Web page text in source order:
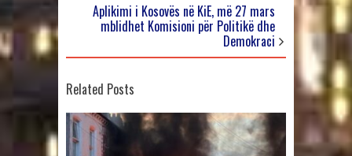
Aplikimi i Kosovës në KiE, më 27 mars
mblidhet Komisioni për Politikë dhe
Demokraci
Related Posts